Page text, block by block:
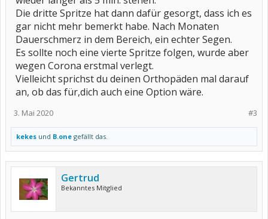
Die dritte Spritze hat dann dafür gesorgt, dass ich es
gar nicht mehr bemerkt habe. Nach Monaten
Dauerschmerz in dem Bereich, ein echter Segen.
Es sollte noch eine vierte Spritze folgen, wurde aber
wegen Corona erstmal verlegt.
Vielleicht sprichst du deinen Orthopäden mal darauf
an, ob das für,dich auch eine Option wäre.
#3
3. Mai 2020
kekes und B.one gefällt das.
Gertrud
Bekanntes Mitglied